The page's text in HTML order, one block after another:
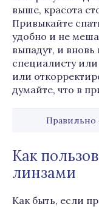
выше, красота
Привыкайте
удобно и не
выпадут, и вновь
специалисту
или
думайте, что в
Правильно
Как
линзами
Как быть, если